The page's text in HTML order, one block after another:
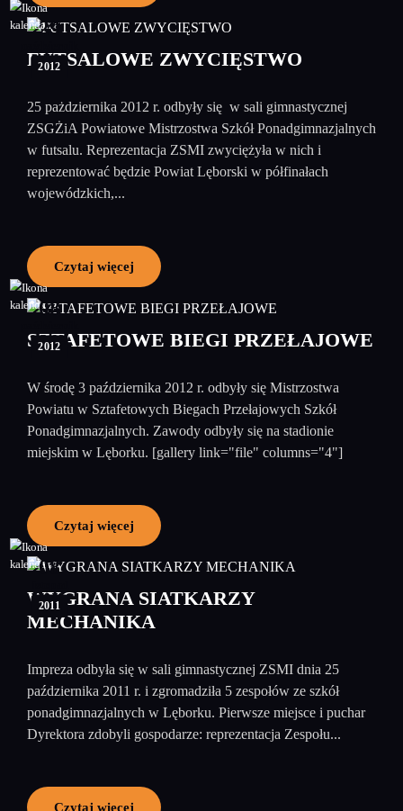
29
2012
FUTSALOWE ZWYCIĘSTWO
25 pażdziernika 2012 r. odbyły się w sali gimnastycznej
ZSGŻiA Powiatowe Mistrzostwa Szkół Ponadgimnazjalnych
w futsalu. Reprezentacja ZSMI zwyciężyła w nich i
reprezentować będzie Powiat Lęborski w półfinałach
wojewódzkich,...
Czytaj więcej
08
2012
SZTAFETOWE BIEGI PRZEŁAJOWE
W środę 3 października 2012 r. odbyły się Mistrzostwa
Powiatu w Sztafetowych Biegach Przełajowych Szkół
Ponadgimnazjalnych. Zawody odbyły się na stadionie
miejskim w Lęborku. [gallery link="file" columns="4"]
Czytaj więcej
08
2011
WYGRANA SIATKARZY
MECHANIKA
Impreza odbyła się w sali gimnastycznej ZSMI dnia 25
października 2011 r. i zgromadziła 5 zespołów ze szkół
ponadgimnazjalnych w Lęborku. Pierwsze miejsce i puchar
Dyrektora zdobyli gospodarze: reprezentacja Zespołu...
Czytaj więcej